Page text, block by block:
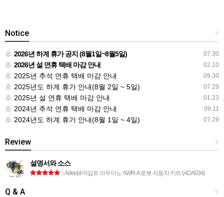
+
Notice
07.30
2026년 하계 휴가 공지 (8월1일~8월5일)
02.10
2026년 설 연휴 택배 마감 안내
09.30
2025년 추석 연휴 택배 마감 안내
07.29
2025년도 하계 휴가 안내(8월 2일 ~ 5일)
01.23
2025년 설 연휴 택배 마감 안내
09.11
2024년 추석 연휴 택배 마감 안내
07.29
2024년도 하계 휴가 안내(8월 1일 ~ 4일)
+
Review
설명서와 소스
Adeept 어딥트 아두이노 AWR-A 로봇 자동차 키트 (ADA034)
+
Q & A